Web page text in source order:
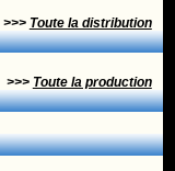
>>> Toute la distribution
>>> Toute la production